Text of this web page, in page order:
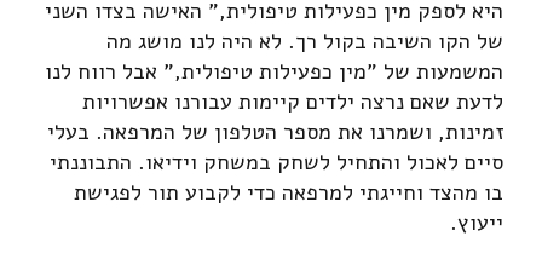
היא לספק מין כפעילות טיפולית," האישה בצדו השני
של הקו השיבה בקול רך. לא היה לנו מושג מה
המשמעות של "מין כפעילות טיפולית," אבל רווח לנו
לדעת שאם נרצה ילדים קיימות עבורנו אפשרויות
זמינות, ושמרנו את מספר הטלפון של המרפאה. בעלי
סיים לאכול והתחיל לשחק במשחק וידיאו. התבוננתי
בו מהצד וחייגתי למרפאה כדי לקבוע תור לפגישת
ייעוץ.